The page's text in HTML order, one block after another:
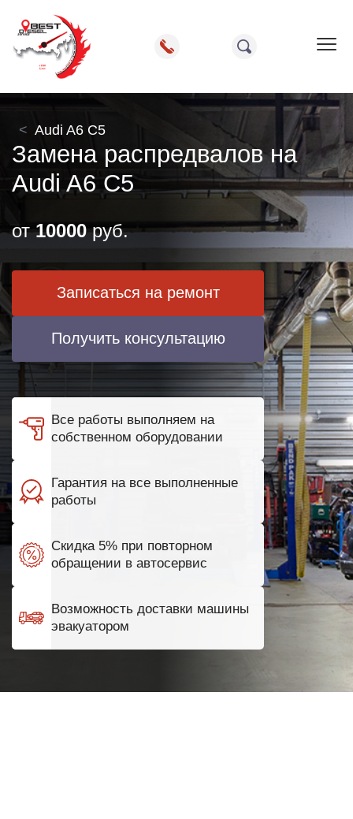
Audi A6 C5
Замена распредвалов на
Audi A6 C5
от10000руб.
Записаться на ремонт
Получить консультацию
Все работы выполняем на
собственном оборудовании
Гарантия на все выполненные
работы
Скидка 5% при повторном
обращении в автосервис
Возможность доставки машины
эвакуатором